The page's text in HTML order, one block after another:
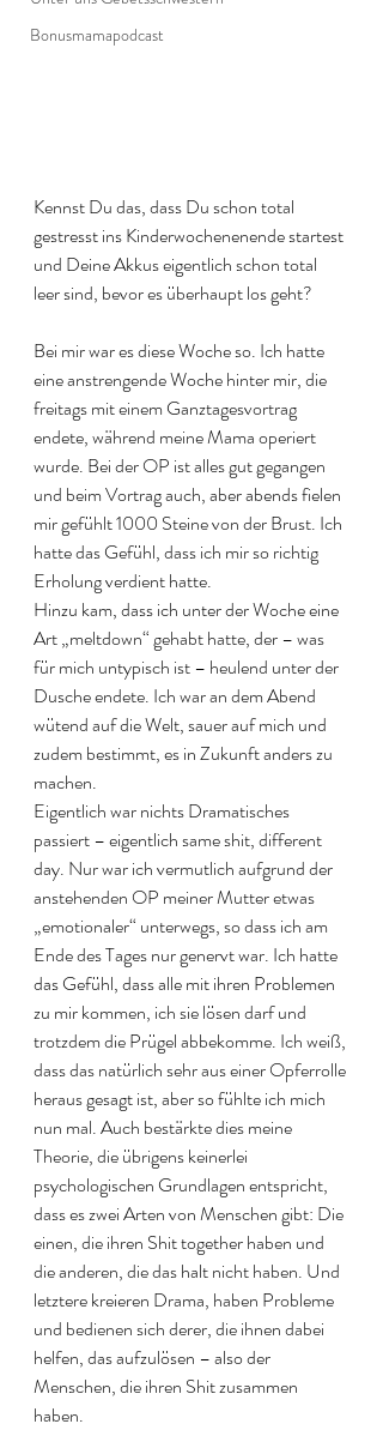
Bonusmamapodcast
Kennst Du das, dass Du schon total
gestresst ins Kinderwochenenende startest
und Deine Akkus eigentlich schon total
leer sind, bevor es überhaupt los geht?
Bei mir war es diese Woche so. Ich hatte
eine anstrengende Woche hinter mir, die
freitags mit einem Ganztagesvortrag
endete, während meine Mama operiert
wurde. Bei der OP ist alles gut gegangen
und beim Vortrag auch, aber abends fielen
mir gefühlt 1000 Steine von der Brust. Ich
hatte das Gefühl, dass ich mir so richtig
Erholung verdient hatte.
Hinzu kam, dass ich unter der Woche eine
Art „meltdown“ gehabt hatte, der – was
für mich untypisch ist – heulend unter der
Dusche endete. Ich war an dem Abend
wütend auf die Welt, sauer auf mich und
zudem bestimmt, es in Zukunft anders zu
machen.
Eigentlich war nichts Dramatisches
passiert – eigentlich same shit, different
day. Nur war ich vermutlich aufgrund der
anstehenden OP meiner Mutter etwas
„emotionaler“ unterwegs, so dass ich am
Ende des Tages nur genervt war. Ich hatte
das Gefühl, dass alle mit ihren Problemen
zu mir kommen, ich sie lösen darf und
trotzdem die Prügel abbekomme. Ich weiß,
dass das natürlich sehr aus einer Opferrolle
heraus gesagt ist, aber so fühlte ich mich
nun mal. Auch bestärkte dies meine
Theorie, die übrigens keinerlei
psychologischen Grundlagen entspricht,
dass es zwei Arten von Menschen gibt: Die
einen, die ihren Shit together haben und
die anderen, die das halt nicht haben. Und
letztere kreieren Drama, haben Probleme
und bedienen sich derer, die ihnen dabei
helfen, das aufzulösen – also der
Menschen, die ihren Shit zusammen
haben.